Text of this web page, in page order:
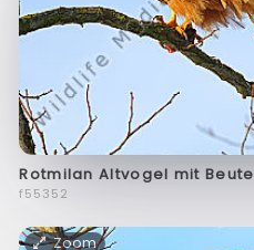
Rotmilan Altvogel mit Beute
f55352
Zoom